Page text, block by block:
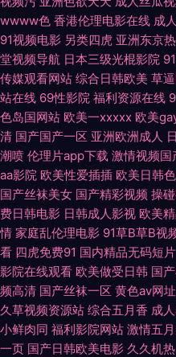
最新AV AV豆花官网 成人看片免费
日韩人妻无码破解 91n在线看 www
天好逼网 四虎性爱aV 亚洲另类影
活视 韩国黄色电影在线 久久肏逼网
人模 国产精品三级片 极品在线二
亚洲色图 91玖玖 av探花 国产TS网
亚洲性爱小说网 91精选在线观看
久久国产网站 五月丁香成人网 91超
日本熟女另类 爱豆传媒69AV 国产
wwww色 香港伦理电影在线 成
91视频电影 另类四虎 亚洲东京热
堂视频导航 日本三级光棍影院
传媒观看网站 综合日韩欧美 草
站在线 69性影院 福利资源在线
色岛国网站 欧美一xxxxx 欧美
清 国产国产一区 亚洲欧洲成人
潮喷 伦理片app下载 激情视频国
aa影院 欧美性爱插插 欧美日韩
国产丝袜美女 国产精彩视频 操
费日韩电影 日韩成人影视 欧美
情 家庭乱伦理电影 91草B草B视
看 四虎免费91 国内精品无码短片
影院在线观看 欧美做受日韩 国
频高清 国产丝袜一区 黄色av网
久草视频资源站 综合五月香 成
小鲜肉同 福利影院网站 激情五
一页 国产日韩欧美电影 久久机热